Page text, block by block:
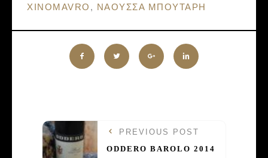
XINOMAVRO , ΝΑΟΥΣΣΑ ΜΠΟΥΤΑΡΗ
PREVIOUS POST
ODDERO BAROLO 2014